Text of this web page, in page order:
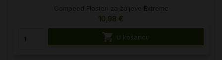
10,98 €
 U košaricu